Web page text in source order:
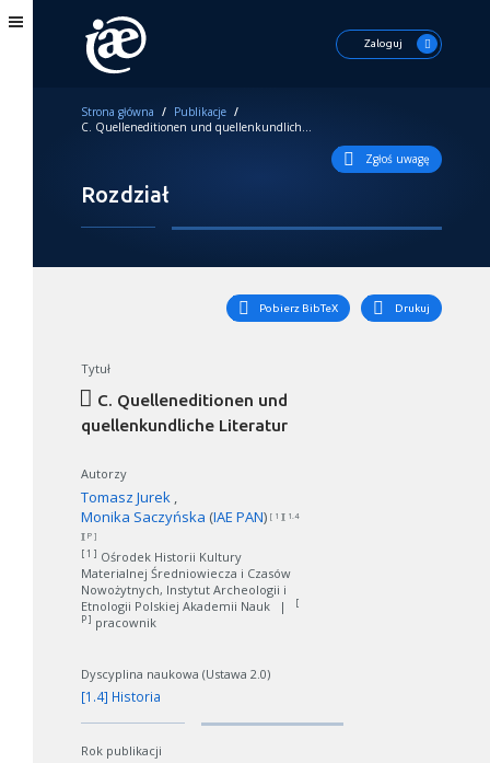
Zaloguj
Strona główna / Publikacje /
C. Quelleneditionen und quellenkundliche Literatur
Zgłoś uwagę
Rozdział
Pobierz BibTeX Drukuj
Tytuł
C. Quelleneditionen und
quellenkundliche Literatur
Autorzy
Tomasz Jurek
Monika Saczyńska (IAE PAN) [ 1 ][ 1.4
][ P ]
[ 1 ] Ośrodek Historii Kultury
Materialnej Średniowiecza i Czasów
Nowożytnych, Instytut Archeologii i
Etnologii Polskiej Akademii Nauk
|
[
P ] pracownik
Dyscyplina naukowa (Ustawa 2.0)
[1.4] Historia
Rok publikacji